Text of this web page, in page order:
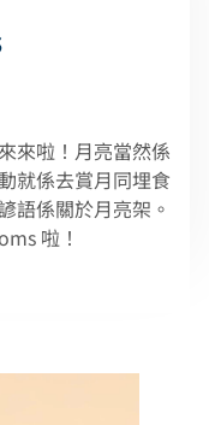
來啦！月亮當然係
就係去賞月同埋食
語係關於月亮架。
啦！